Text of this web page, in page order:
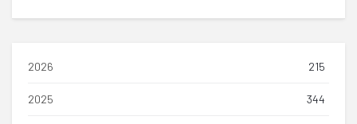
2026 215
2025 344